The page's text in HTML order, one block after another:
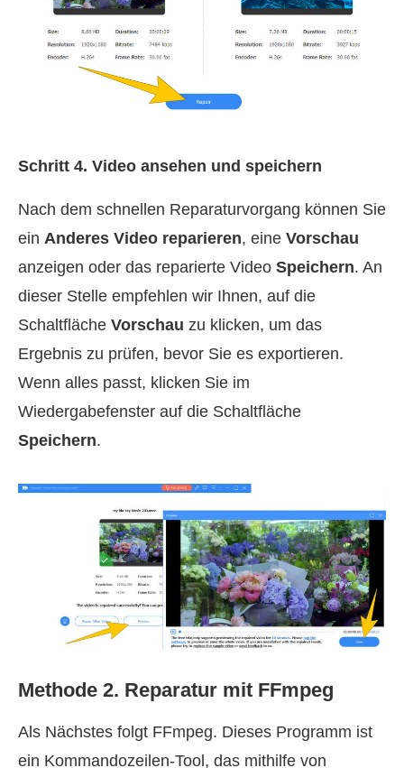
Schritt 4. Video ansehen und speichern
Nach dem schnellen Reparaturvorgang können Sie
ein Anderes Video reparieren, eine Vorschau
anzeigen oder das reparierte Video Speichern. An
dieser Stelle empfehlen wir Ihnen, auf die
Schaltfläche Vorschau zu klicken, um das
Ergebnis zu prüfen, bevor Sie es exportieren.
Wenn alles passt, klicken Sie im
Wiedergabefenster auf die Schaltfläche
Speichern.
Methode 2. Reparatur mit FFmpeg
Als Nächstes folgt FFmpeg. Dieses Programm ist
ein Kommandozeilen-Tool, das mithilfe von